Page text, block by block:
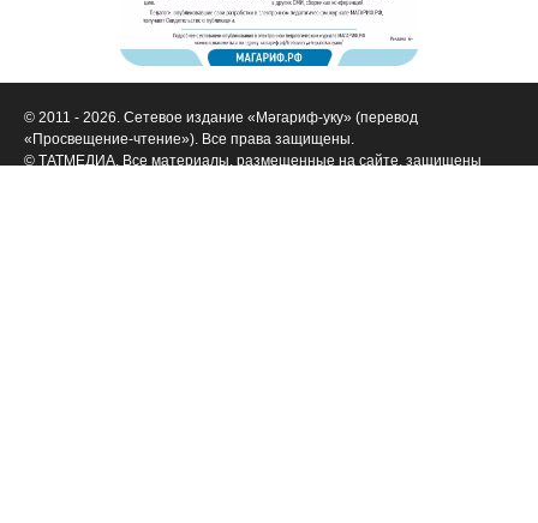
© 2011 - 2026. Сетевое издание «Мәгариф-уку» (перевод
«Просвещение-чтение»). Все права защищены.
© ТАТМЕДИА. Все материалы, размещенные на сайте, защищены